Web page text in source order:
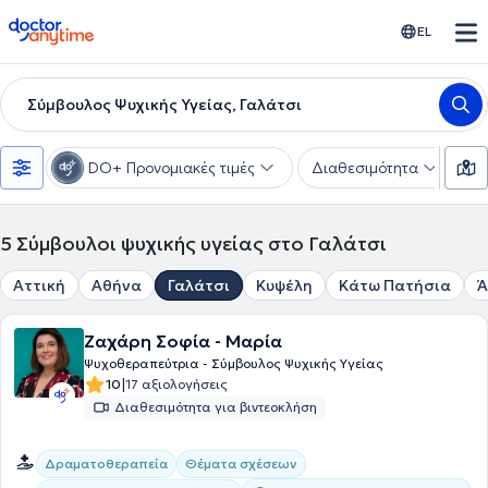
doctoranytime EL
Σύμβουλος Ψυχικής Υγείας, Γαλάτσι
DO+ Προνομιακές τιμές Διαθεσιμότητα
5 Σύμβουλοι ψυχικής υγείας στο Γαλάτσι
Αττική Αθήνα Γαλάτσι Κυψέλη Κάτω Πατήσια
Ζαχάρη Σοφία - Μαρία
Ψυχοθεραπεύτρια - Σύμβουλος Ψυχικής Υγείας
10|17 αξιολογήσεις
Διαθεσιμότητα για βιντεοκλήση
Δραματοθεραπεία
Θέματα σχέσεων